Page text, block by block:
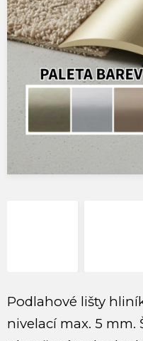
Podlahové lišty
nivelací max. 5 mm.